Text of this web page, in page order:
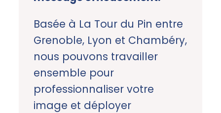
Basée à La Tour du Pin entre
Grenoble, Lyon et Chambéry,
nous pouvons travailler
ensemble pour
professionnaliser votre
image et déployer